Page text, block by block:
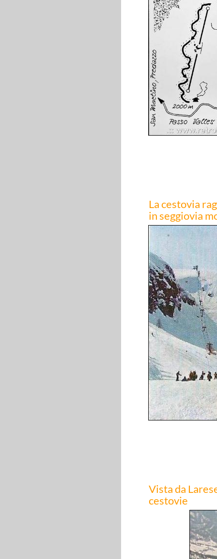
La cestovia
in seggiovia
Vista da
cestovie